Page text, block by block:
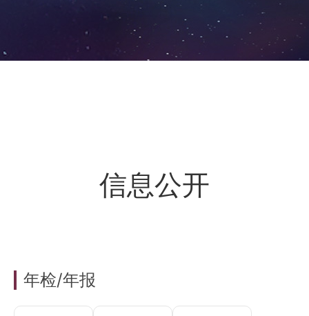
信息公开
年检/年报